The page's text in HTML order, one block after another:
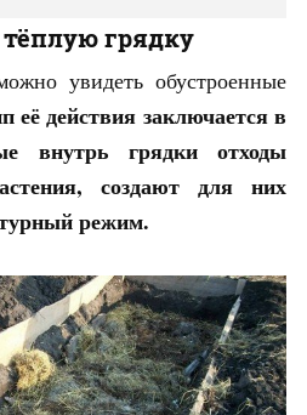
грядку
увидеть обустроенные
её действия заключается в
внутрь грядки отходы
создают для них
режим.